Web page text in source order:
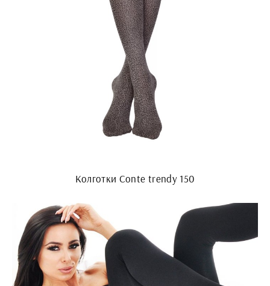
Колготки Conte trendy 150